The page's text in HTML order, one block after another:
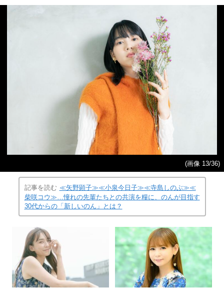
(画像 13/36)
記事を読む ≪矢野顕子≫≪小泉今日子≫≪寺島しのぶ≫≪
柴咲コウ≫…憧れの先輩たちとの共演を糧に、のんが目指す
30代からの「新しいのん」とは？